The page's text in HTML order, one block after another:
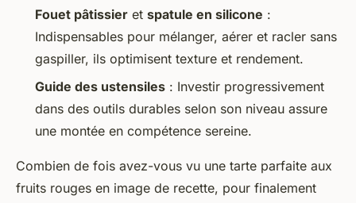
Fouet pâtissier et spatule en silicone :
Indispensables pour mélanger, aérer et racler sans
gaspiller, ils optimisent texture et rendement.
Guide des ustensiles : Investir progressivement
dans des outils durables selon son niveau assure
une montée en compétence sereine.
Combien de fois avez-vous vu une tarte parfaite aux
fruits rouges en image de recette, pour finalement